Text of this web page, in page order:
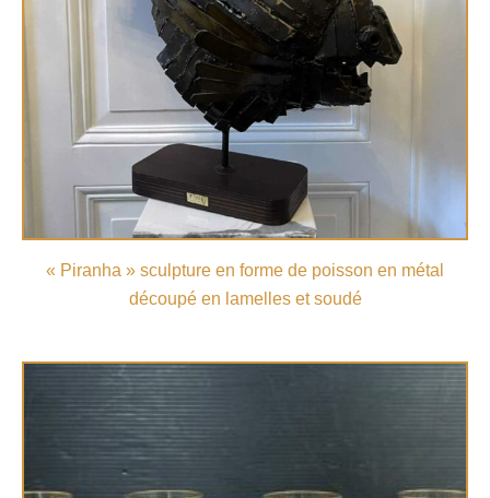
« Piranha » sculpture en forme de poisson en métal
découpé en lamelles et soudé